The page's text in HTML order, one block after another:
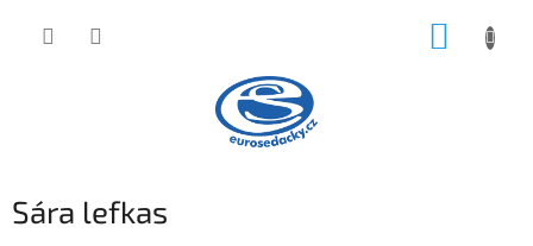
Sára lefkas